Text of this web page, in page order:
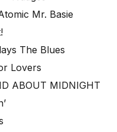
Mr. Basie
The Blues
Lovers
ABOUT MIDNIGHT